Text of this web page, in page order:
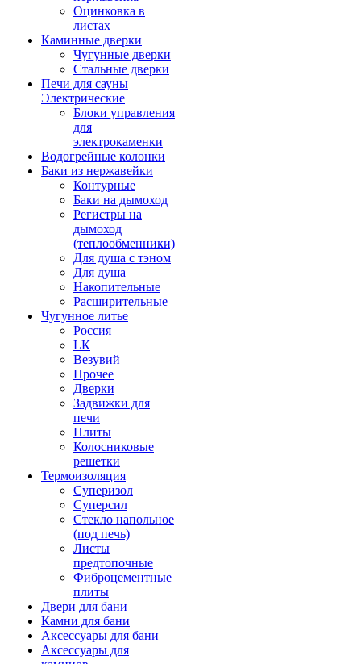
Оцинковка в
листах
Каминные дверки
Чугунные дверки
Стальные дверки
Печи для сауны
Электрические
Блоки управления
для
электрокаменки
Водогрейные колонки
Баки из нержавейки
Контурные
Баки на дымоход
Регистры на
дымоход
(теплообменники)
Для душа с тэном
Для душа
Накопительные
Расширительные
Чугунное литье
Россия
LК
Везувий
Прочее
Дверки
Задвижки для
печи
Плиты
Колосниковые
решетки
Термоизоляция
Суперизол
Суперсил
Стекло напольное
(под печь)
Листы
предтопочные
Фиброцементные
плиты
Двери для бани
Камни для бани
Аксессуары для бани
Аксессуары для